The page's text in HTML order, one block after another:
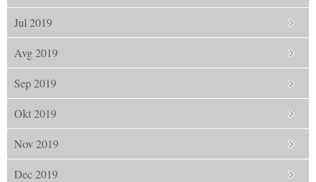
Jul 2019
Avg 2019
Sep 2019
Okt 2019
Nov 2019
Dec 2019